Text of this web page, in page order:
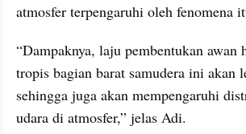
atmosfer terpengaruhi oleh fenomena
“Dampaknya, laju pembentukan awan
tropis bagian barat samudera ini akan
sehingga juga akan mempengaruhi
udara di atmosfer,” jelas Adi.